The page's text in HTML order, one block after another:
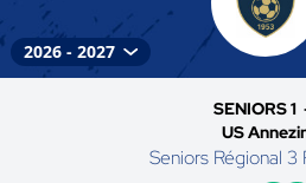
SENIORS 1
US
Seniors Régional 3